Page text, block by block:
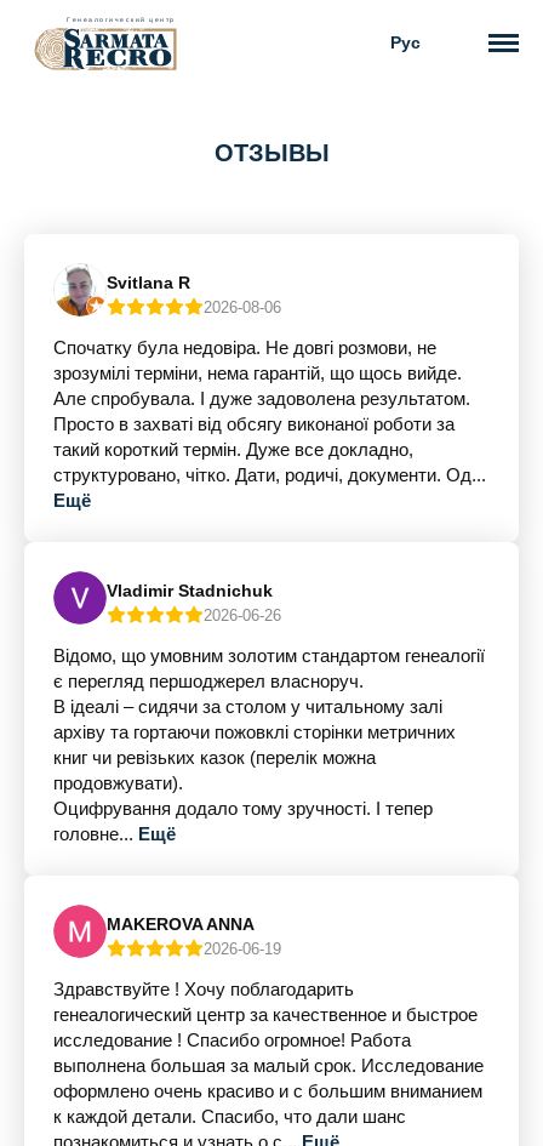
Рус
ОТЗЫВЫ
Svitlana R
2026-08-06
Спочатку була недовіра. Не довгі розмови, не
зрозумілі терміни, нема гарантій, що щось вийде.
Але спробувала. І дуже задоволена результатом.
Просто в захваті від обсягу виконаної роботи за
такий короткий термін. Дуже все докладно,
структуровано, чітко. Дати, родичі, документи. Од...
Ещё
Vladimir Stadnichuk
2026-06-26
Відомо, що умовним золотим стандартом генеалогії
є перегляд першоджерел власноруч.
В ідеалі – сидячи за столом у читальному залі
архіву та гортаючи пожовклі сторінки метричних
книг чи ревізьких казок (перелік можна
продовжувати).
Оцифрування додало тому зручності. І тепер
головне... Ещё
MAKEROVA ANNA
2026-06-19
Здравствуйте ! Хочу поблагодарить
генеалогический центр за качественное и быстрое
исследование ! Спасибо огромное! Работа
выполнена большая за малый срок. Исследование
оформлено очень красиво и с большим вниманием
к каждой детали. Спасибо, что дали шанс
познакомиться и узнать о с... Ещё